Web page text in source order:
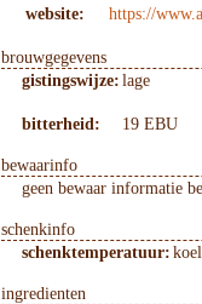
website:
https://
brouwgegevens
gistingswijze: lage
bitterheid: 19 EBU
bewaarinfo
geen bewaar informatie
schenkinfo
schenktemperatuur: koel
ingredienten